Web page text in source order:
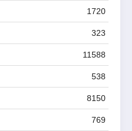
1720
323
11588
538
8150
769